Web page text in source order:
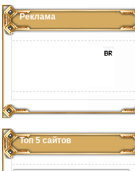
Реклама
Топ 5 сайтов